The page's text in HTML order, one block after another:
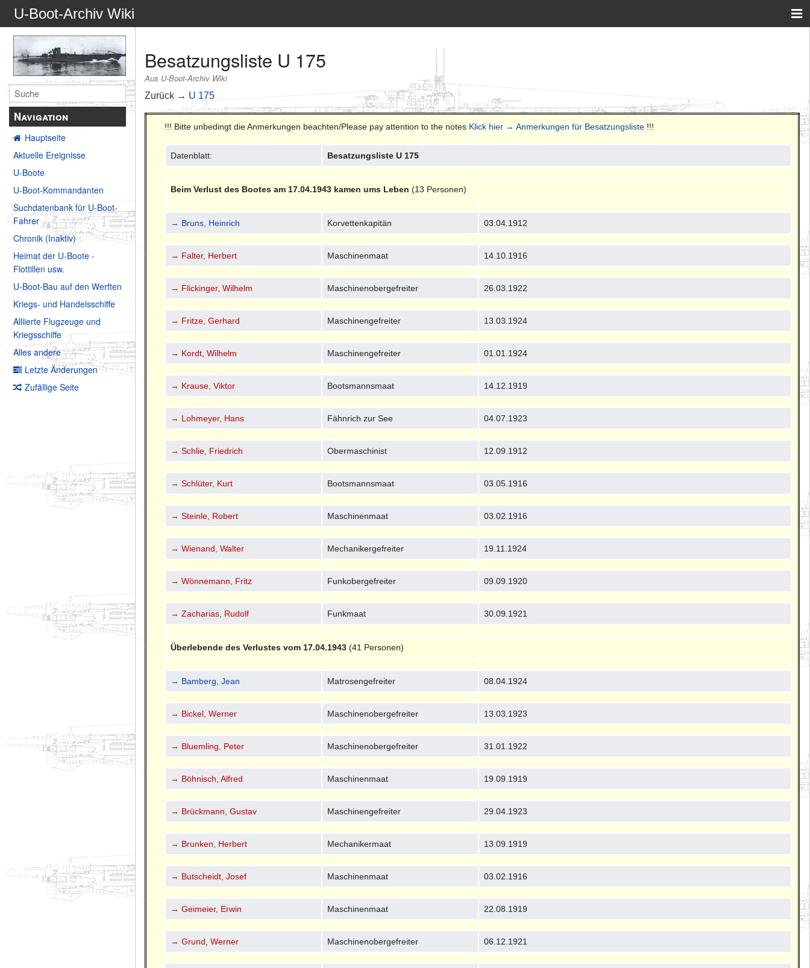
U-Boot-Archiv Wiki
Navigation
Hauptseite
Aktuelle Ereignisse
U-Boote
U-Boot-Kommandanten
Suchdatenbank für U-Boot-
Fahrer
Chronik (Inaktiv)
Heimat der U-Boote -
Flottillen usw.
U-Boot-Bau auf den Werften
Kriegs- und Handelsschiffe
Alliierte Flugzeuge und
Kriegsschiffe
Alles andere
Letzte Änderungen
Zufällige Seite
Besatzungsliste U 175
Aus U-Boot-Archiv Wiki
Zurück → U 175
!!! Bitte unbedingt die Anmerkungen beachten/Please pay attention to the notes Klick hier → Anmerkungen für Besatzungsliste !!!
Datenblatt: Besatzungsliste U 175
Beim Verlust des Bootes am 17.04.1943 kamen ums Leben (13 Personen)
→ Bruns, Heinrich Korvettenkapitän 03.04.1912
→ Falter, Herbert Maschinenmaat 14.10.1916
→ Flickinger, Wilhelm Maschinenobergefreiter 26.03.1922
→ Fritze, Gerhard Maschinengefreiter 13.03.1924
→ Kordt, Wilhelm Maschinengefreiter 01.01.1924
→ Krause, Viktor Bootsmannsmaat 14.12.1919
→ Lohmeyer, Hans Fähnrich zur See 04.07.1923
→ Schlie, Friedrich Obermaschinist 12.09.1912
→ Schlüter, Kurt Bootsmannsmaat 03.05.1916
→ Steinle, Robert Maschinenmaat 03.02.1916
→ Wienand, Walter Mechanikergefreiter 19.11.1924
→ Wönnemann, Fritz Funkobergefreiter 09.09.1920
→ Zacharias, Rudolf Funkmaat 30.09.1921
Überlebende des Verlustes vom 17.04.1943 (41 Personen)
→ Bamberg, Jean Matrosengefreiter 08.04.1924
→ Bickel, Werner Maschinenobergefreiter 13.03.1923
→ Bluemling, Peter Maschinenobergefreiter 31.01.1922
→ Böhnisch, Alfred Maschinenmaat 19.09.1919
→ Brückmann, Gustav Maschinengefreiter 29.04.1923
→ Brunken, Herbert Mechanikermaat 13.09.1919
→ Butscheidt, Josef Maschinenmaat 03.02.1916
→ Geimeier, Erwin Maschinenmaat 22.08.1919
→ Grund, Werner Maschinenobergefreiter 06.12.1921